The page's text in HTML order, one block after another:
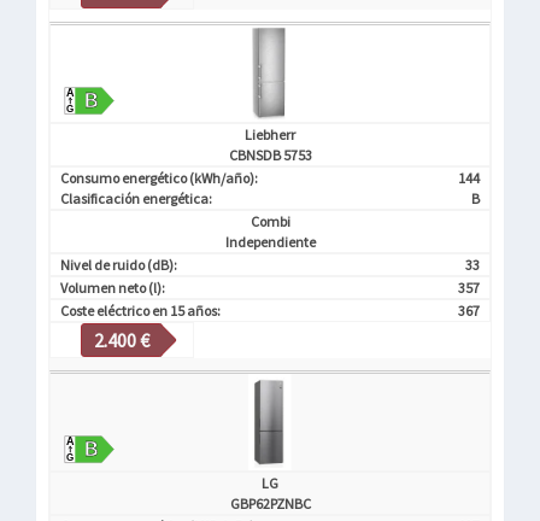
Liebherr
CBNSDB 5753
Consumo energético (kWh/año):
144
Clasificación energética:
B
Combi
Independiente
Nivel de ruido (dB):
33
Volumen neto (l):
357
Coste eléctrico en 15 años:
367
2.400 €
LG
GBP62PZNBC